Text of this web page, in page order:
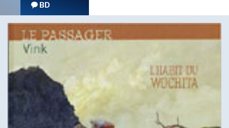
Mot de passe
CONNEXION
Toujours pas
NOSRUBRIQUES
LES UTOPIALES 2025
BD